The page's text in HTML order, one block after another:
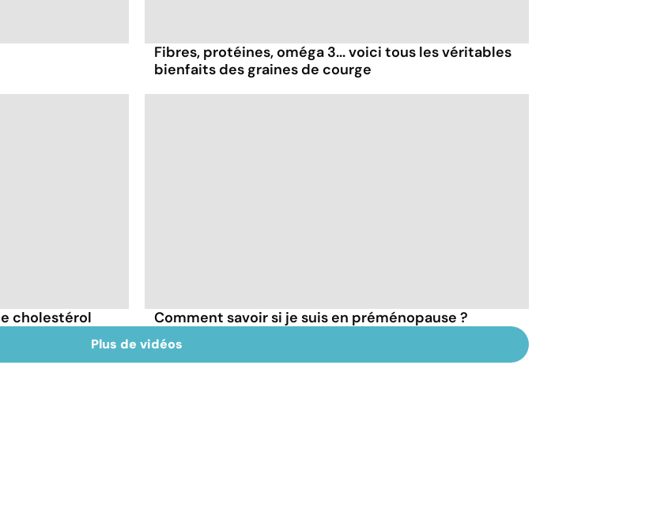
Fibres, protéines, oméga 3... voici tous les véritables
bienfaits des graines de courge
cholestérol Comment savoir si je suis en préménopause ?
Plus de vidéos